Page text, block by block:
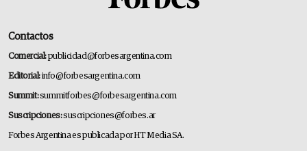
Contactos
Comercial:publicidad@forbesargentina.com
Editorial:info@forbesargentina.com
Summit:summitforbes@forbesargentina.com
Suscripciones:suscripciones@forbes.ar
Forbes Argentina es publicada por HT Media SA.